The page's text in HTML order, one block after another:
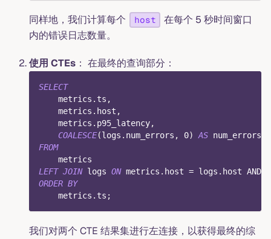
同样地，我们计算每个 host
在每个 5 秒时间窗口
内的错误日志数量。
使用 CTEs ： 在最终的查询部分：
SELECT
    metrics
. ts ,
    metrics
. host ,
    metrics
. p95_latency,
COALESCE(logs . num_errors , 0) AS num_errors
FROM
    metrics
LEFT JOIN logs ON metrics . host = logs . host AND
ORDER BY
    metrics
. ts ;
我们对两个 CTE 结果集进行左连接，以获得最终的综